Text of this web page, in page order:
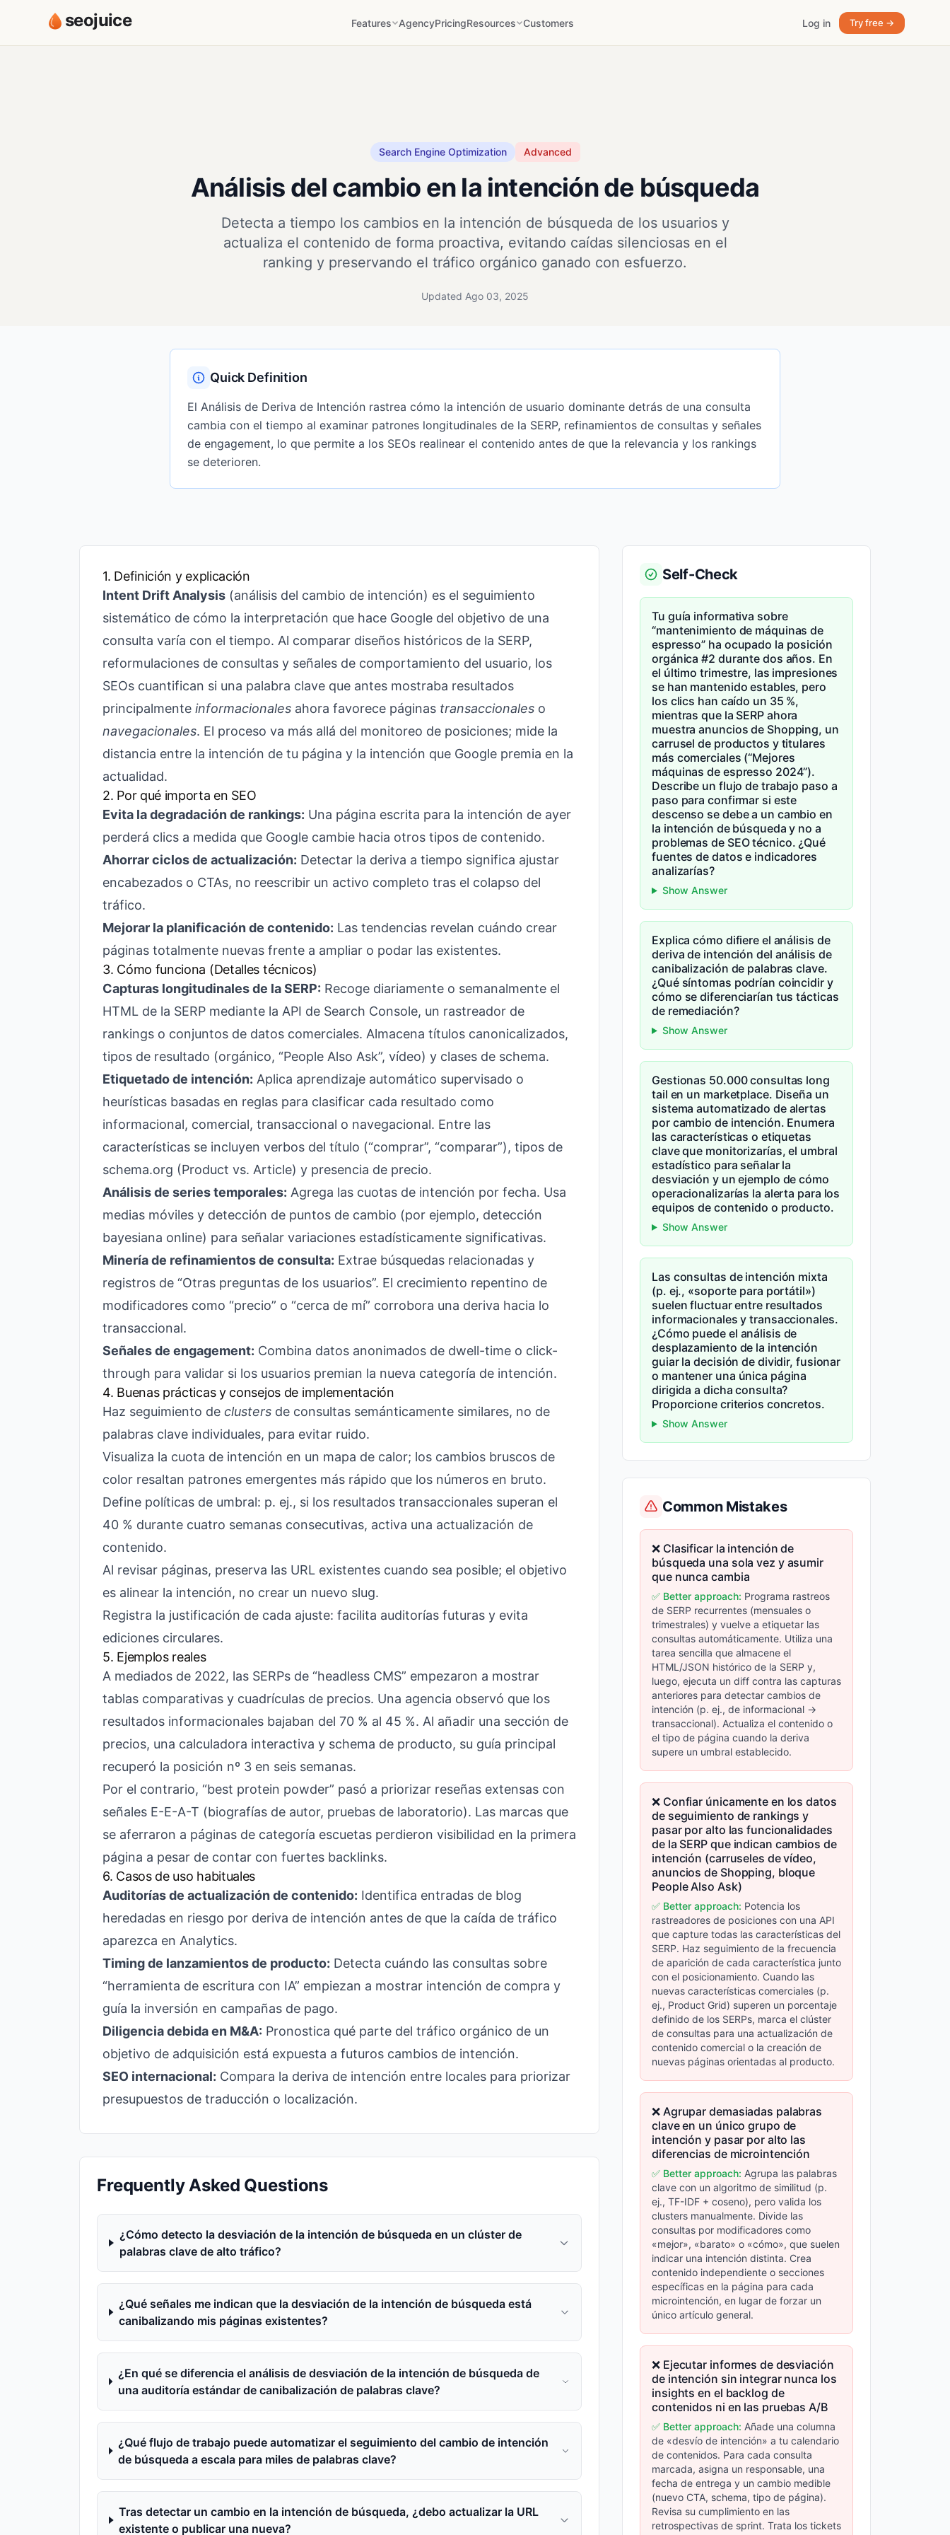
seojuice Features AgencyPricingResources Customers Log in Try free →
Search Engine Optimization Advanced
Análisis del cambio en la intención de búsqueda
Detecta a tiempo los cambios en la intención de búsqueda de los usuarios y
actualiza el contenido de forma proactiva, evitando caídas silenciosas en el
ranking y preservando el tráfico orgánico ganado con esfuerzo.
Updated Ago 03, 2025
Quick Definition
El Análisis de Deriva de Intención rastrea cómo la intención de usuario dominante detrás de una consulta
cambia con el tiempo al examinar patrones longitudinales de la SERP, refinamientos de consultas y señales
de engagement, lo que permite a los SEOs realinear el contenido antes de que la relevancia y los rankings
se deterioren.
1. Definición y explicación
Intent Drift Analysis (análisis del cambio de intención) es el seguimiento
sistemático de cómo la interpretación que hace Google del objetivo de una
consulta varía con el tiempo. Al comparar diseños históricos de la SERP,
reformulaciones de consultas y señales de comportamiento del usuario, los
SEOs cuantifican si una palabra clave que antes mostraba resultados
principalmente informacionales ahora favorece páginas transaccionales o
navegacionales. El proceso va más allá del monitoreo de posiciones; mide la
distancia entre la intención de tu página y la intención que Google premia en la
actualidad.
2. Por qué importa en SEO
Evita la degradación de rankings: Una página escrita para la intención de ayer
perderá clics a medida que Google cambie hacia otros tipos de contenido.
Ahorrar ciclos de actualización: Detectar la deriva a tiempo significa ajustar
encabezados o CTAs, no reescribir un activo completo tras el colapso del
tráfico.
Mejorar la planificación de contenido: Las tendencias revelan cuándo crear
páginas totalmente nuevas frente a ampliar o podar las existentes.
3. Cómo funciona (Detalles técnicos)
Capturas longitudinales de la SERP: Recoge diariamente o semanalmente el
HTML de la SERP mediante la API de Search Console, un rastreador de
rankings o conjuntos de datos comerciales. Almacena títulos canonicalizados,
tipos de resultado (orgánico, “People Also Ask”, vídeo) y clases de schema.
Etiquetado de intención: Aplica aprendizaje automático supervisado o
heurísticas basadas en reglas para clasificar cada resultado como
informacional, comercial, transaccional o navegacional. Entre las
características se incluyen verbos del título (“comprar”, “comparar”), tipos de
schema.org (Product vs. Article) y presencia de precio.
Análisis de series temporales: Agrega las cuotas de intención por fecha. Usa
medias móviles y detección de puntos de cambio (por ejemplo, detección
bayesiana online) para señalar variaciones estadísticamente significativas.
Minería de refinamientos de consulta: Extrae búsquedas relacionadas y
registros de “Otras preguntas de los usuarios”. El crecimiento repentino de
modificadores como “precio” o “cerca de mí” corrobora una deriva hacia lo
transaccional.
Señales de engagement: Combina datos anonimados de dwell-time o click-
through para validar si los usuarios premian la nueva categoría de intención.
4. Buenas prácticas y consejos de implementación
Haz seguimiento de clusters de consultas semánticamente similares, no de
palabras clave individuales, para evitar ruido.
Visualiza la cuota de intención en un mapa de calor; los cambios bruscos de
color resaltan patrones emergentes más rápido que los números en bruto.
Define políticas de umbral: p. ej., si los resultados transaccionales superan el
40 % durante cuatro semanas consecutivas, activa una actualización de
contenido.
Al revisar páginas, preserva las URL existentes cuando sea posible; el objetivo
es alinear la intención, no crear un nuevo slug.
Registra la justificación de cada ajuste: facilita auditorías futuras y evita
ediciones circulares.
5. Ejemplos reales
A mediados de 2022, las SERPs de “headless CMS” empezaron a mostrar
tablas comparativas y cuadrículas de precios. Una agencia observó que los
resultados informacionales bajaban del 70 % al 45 %. Al añadir una sección de
precios, una calculadora interactiva y schema de producto, su guía principal
recuperó la posición nº 3 en seis semanas.
Por el contrario, “best protein powder” pasó a priorizar reseñas extensas con
señales E-E-A-T (biografías de autor, pruebas de laboratorio). Las marcas que
se aferraron a páginas de categoría escuetas perdieron visibilidad en la primera
página a pesar de contar con fuertes backlinks.
6. Casos de uso habituales
Auditorías de actualización de contenido: Identifica entradas de blog
heredadas en riesgo por deriva de intención antes de que la caída de tráfico
aparezca en Analytics.
Timing de lanzamientos de producto: Detecta cuándo las consultas sobre
“herramienta de escritura con IA” empiezan a mostrar intención de compra y
guía la inversión en campañas de pago.
Diligencia debida en M&A: Pronostica qué parte del tráfico orgánico de un
objetivo de adquisición está expuesta a futuros cambios de intención.
SEO internacional: Compara la deriva de intención entre locales para priorizar
presupuestos de traducción o localización.
Frequently Asked Questions
¿Cómo detecto la desviación de la intención de búsqueda en un clúster de
palabras clave de alto tráfico?
¿Qué señales me indican que la desviación de la intención de búsqueda está
canibalizando mis páginas existentes?
¿En qué se diferencia el análisis de desviación de la intención de búsqueda de
una auditoría estándar de canibalización de palabras clave?
¿Qué flujo de trabajo puede automatizar el seguimiento del cambio de intención
de búsqueda a escala para miles de palabras clave?
Tras detectar un cambio en la intención de búsqueda, ¿debo actualizar la URL
existente o publicar una nueva?
Self-Check
Tu guía informativa sobre
“mantenimiento de máquinas de
espresso” ha ocupado la posición
orgánica #2 durante dos años. En
el último trimestre, las impresiones
se han mantenido estables, pero
los clics han caído un 35 %,
mientras que la SERP ahora
muestra anuncios de Shopping, un
carrusel de productos y titulares
más comerciales (“Mejores
máquinas de espresso 2024”).
Describe un flujo de trabajo paso a
paso para confirmar si este
descenso se debe a un cambio en
la intención de búsqueda y no a
problemas de SEO técnico. ¿Qué
fuentes de datos e indicadores
analizarías?
Show Answer
Explica cómo difiere el análisis de
deriva de intención del análisis de
canibalización de palabras clave.
¿Qué síntomas podrían coincidir y
cómo se diferenciarían tus tácticas
de remediación?
Show Answer
Gestionas 50.000 consultas long
tail en un marketplace. Diseña un
sistema automatizado de alertas
por cambio de intención. Enumera
las características o etiquetas
clave que monitorizarías, el umbral
estadístico para señalar la
desviación y un ejemplo de cómo
operacionalizarías la alerta para los
equipos de contenido o producto.
Show Answer
Las consultas de intención mixta
(p. ej., «soporte para portátil»)
suelen fluctuar entre resultados
informacionales y transaccionales.
¿Cómo puede el análisis de
desplazamiento de la intención
guiar la decisión de dividir, fusionar
o mantener una única página
dirigida a dicha consulta?
Proporcione criterios concretos.
Show Answer
Common Mistakes
❌ Clasificar la intención de
búsqueda una sola vez y asumir
que nunca cambia
✅ Better approach: Programa rastreos
de SERP recurrentes (mensuales o
trimestrales) y vuelve a etiquetar las
consultas automáticamente. Utiliza una
tarea sencilla que almacene el
HTML/JSON histórico de la SERP y,
luego, ejecuta un diff contra las capturas
anteriores para detectar cambios de
intención (p. ej., de informacional →
transaccional). Actualiza el contenido o
el tipo de página cuando la deriva
supere un umbral establecido.
❌ Confiar únicamente en los datos
de seguimiento de rankings y
pasar por alto las funcionalidades
de la SERP que indican cambios de
intención (carruseles de vídeo,
anuncios de Shopping, bloque
People Also Ask)
✅ Better approach: Potencia los
rastreadores de posiciones con una API
que capture todas las características del
SERP. Haz seguimiento de la frecuencia
de aparición de cada característica junto
con el posicionamiento. Cuando las
nuevas características comerciales (p.
ej., Product Grid) superen un porcentaje
definido de los SERPs, marca el clúster
de consultas para una actualización de
contenido comercial o la creación de
nuevas páginas orientadas al producto.
❌ Agrupar demasiadas palabras
clave en un único grupo de
intención y pasar por alto las
diferencias de microintención
✅ Better approach: Agrupa las palabras
clave con un algoritmo de similitud (p.
ej., TF-IDF + coseno), pero valida los
clusters manualmente. Divide las
consultas por modificadores como
«mejor», «barato» o «cómo», que suelen
indicar una intención distinta. Crea
contenido independiente o secciones
específicas en la página para cada
microintención, en lugar de forzar un
único artículo general.
❌ Ejecutar informes de desviación
de intención sin integrar nunca los
insights en el backlog de
contenidos ni en las pruebas A/B
✅ Better approach: Añade una columna
de «desvío de intención» a tu calendario
de contenidos. Para cada consulta
marcada, asigna un responsable, una
fecha de entrega y un cambio medible
(nuevo CTA, schema, tipo de página).
Revisa su cumplimiento en las
retrospectivas de sprint. Trata los tickets